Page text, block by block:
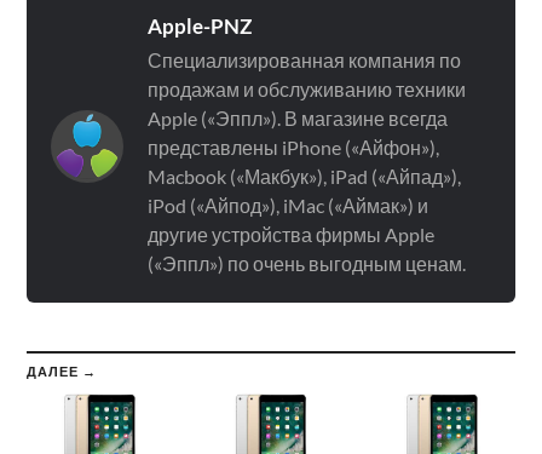
Apple-PNZ
Специализированная компания по
продажам и обслуживанию техники
Apple («Эппл»). В магазине всегда
представлены iPhone («Айфон»),
Macbook («Макбук»), iPad («Айпад»),
iPod («Айпод»), iMac («Аймак») и
другие устройства фирмы Apple
(«Эппл») по очень выгодным ценам.
ДАЛЕЕ →